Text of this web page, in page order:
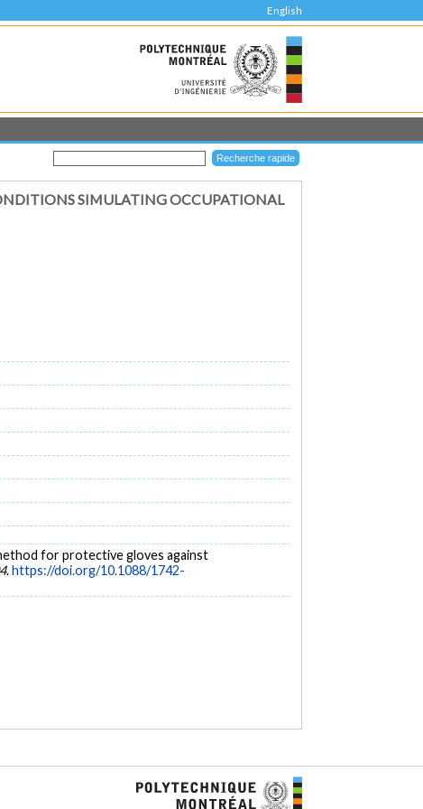
English
SIMULATING OCCUPATIONAL
for protective gloves against
.https://doi.org/10.1088/1742-